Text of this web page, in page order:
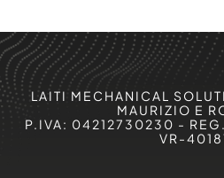
LAITI MECHANICAL
MAURIZIO E
P.IVA: 04212730230 -
VR-